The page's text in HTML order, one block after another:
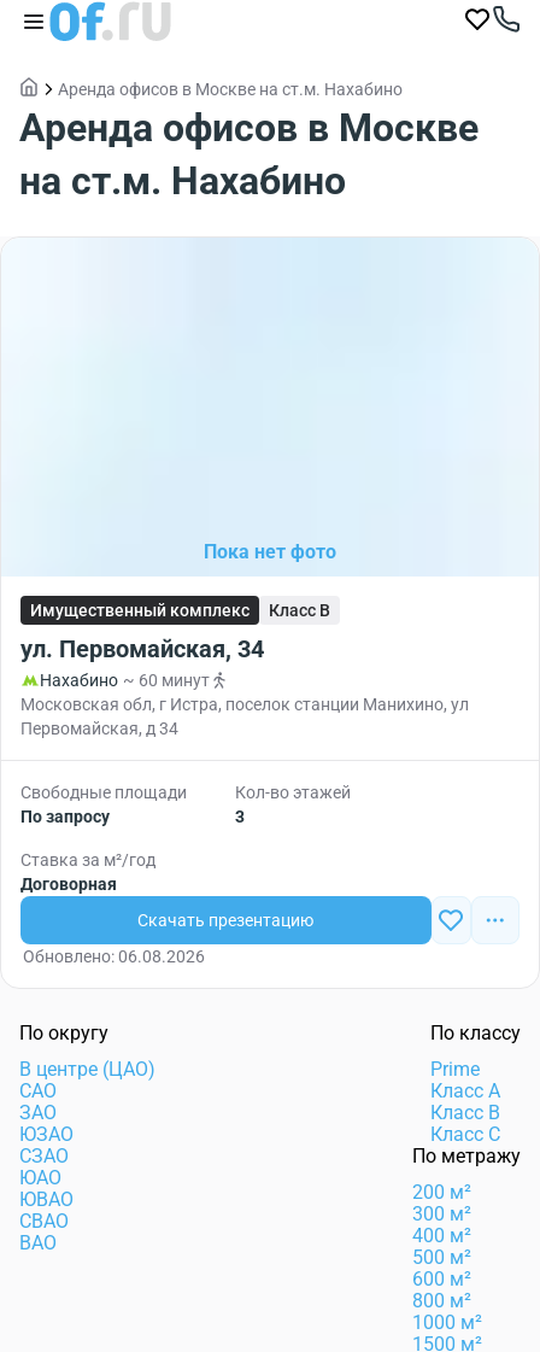
Аренда офисов в Москве на ст.м. Нахабино
Аренда офисов в Москве
на ст.м. Нахабино
Пока нет фото
Имущественный комплекс Класс B
ул. Первомайская, 34
Нахабино ~ 60 минут
Московская обл, г Истра, поселок станции Манихино, ул
Первомайская, д 34
Свободные площади
По запросу
Кол-во этажей
3
Ставка за м²/год
Договорная
Скачать презентацию
Обновлено: 06.08.2026
По округу
В центре (ЦАО)
САО
ЗАО
ЮЗАО
СЗАО
ЮАО
ЮВАО
СВАО
ВАО
По классу
Prime
Класс А
Класс B
Класс C
По метражу
200 м²
300 м²
400 м²
500 м²
600 м²
800 м²
1000 м²
1500 м²